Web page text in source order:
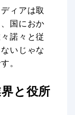
ィアは取
国におか
諾々と従
いじゃな
。
と役所